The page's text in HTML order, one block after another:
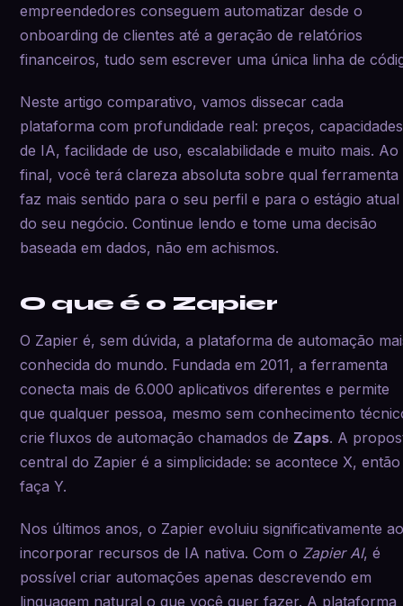
empreendedores conseguem automatizar desde o
onboarding de clientes até a geração de relatórios
financeiros, tudo sem escrever uma única linha de
Neste artigo comparativo, vamos dissecar cada
plataforma com profundidade real: preços, capacidades
de IA, facilidade de uso, escalabilidade e muito mais. Ao
final, você terá clareza absoluta sobre qual ferramenta
faz mais sentido para o seu perfil e para o estágio atual
do seu negócio. Continue lendo e tome uma decisão
baseada em dados, não em achismos.
O que é o Zapier
O Zapier é, sem dúvida, a plataforma de automação
conhecida do mundo. Fundada em 2011, a ferramenta
conecta mais de 6.000 aplicativos diferentes e permite
que qualquer pessoa, mesmo sem conhecimento
crie fluxos de automação chamados de Zaps. A
central do Zapier é a simplicidade: se acontece X, então
faça Y.
Nos últimos anos, o Zapier evoluiu significativamente
incorporar recursos de IA nativa. Com o Zapier AI, é
possível criar automações apenas descrevendo em
linguagem natural o que você quer fazer. A plataforma